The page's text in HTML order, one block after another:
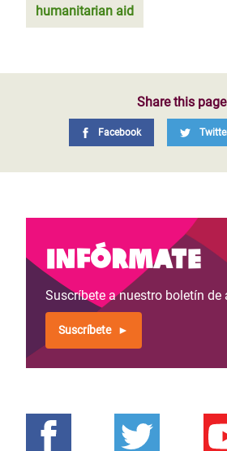
humanitarian aid
Share this page
Facebook
Infórmate
Suscríbete a nuestro boletín de
Suscríbete